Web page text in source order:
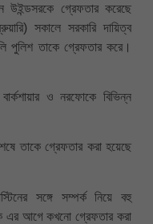
উইন্ডসরকে গ্রেফতার করেছে
সকালে সরকারি দায়িত্ব
পুলিশ তাকে গ্রেফতার করে।
ও নরফোকে বিভিন্ন
তাকে গ্রেফতার করা হয়েছে
সঙ্গে সম্পর্ক নিয়ে বহু
এর আগে কখনো গ্রেফতার করা